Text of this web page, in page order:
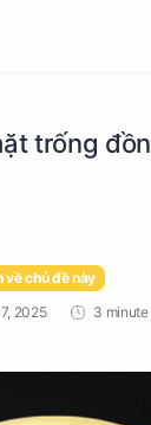
trống
về chủ đề này
3 minute